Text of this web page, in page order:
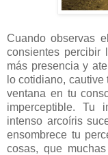
Cuando observas
consientes percibir
más presencia y
lo cotidiano,
ventana en tu
imperceptible. Tu
intenso arcoíris
ensombrece tu
cosas, que